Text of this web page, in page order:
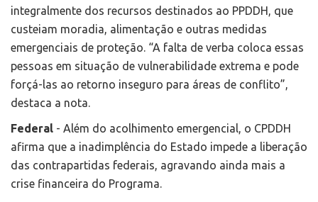
integralmente dos recursos destinados ao PPDDH, que
custeiam moradia, alimentação e outras medidas
emergenciais de proteção. “A falta de verba coloca essas
pessoas em situação de vulnerabilidade extrema e pode
forçá-las ao retorno inseguro para áreas de conflito”,
destaca a nota.
Federal - Além do acolhimento emergencial, o CPDDH
afirma que a inadimplência do Estado impede a liberação
das contrapartidas federais, agravando ainda mais a
crise financeira do Programa.